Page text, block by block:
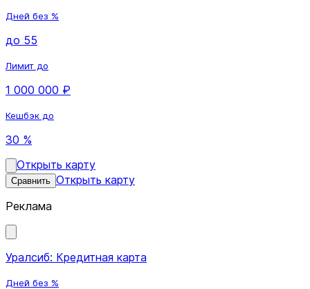
Дней без %
до 55
Лимит до
1 000 000 ₽
Кешбэк до
30 %
Открыть карту
Сравнить Открыть карту
Реклама
Уралсиб: Кредитная карта
Дней без %